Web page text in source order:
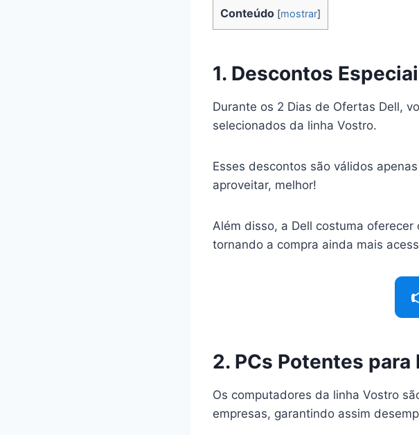
Conteúdo [mostrar]
1. Descontos
Durante os 2 Dias de Ofertas Dell,
selecionados da linha Vostro.
Esses descontos são válidos
aproveitar, melhor!
Além disso, a Dell costuma
tornando a compra ainda mais
2. PCs Potentes
Os computadores da linha Vostro
empresas, garantindo assim